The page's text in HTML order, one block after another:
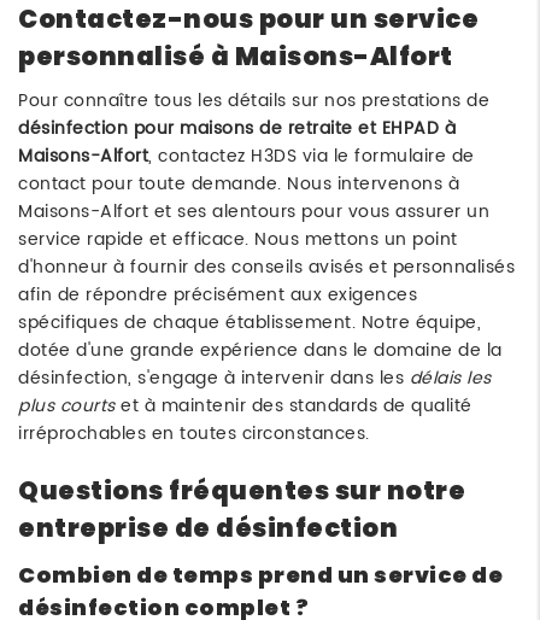
Contactez-nous pour un service
personnalisé à Maisons-Alfort
Pour connaître tous les détails sur nos prestations de
désinfection pour maisons de retraite et EHPAD à
Maisons-Alfort, contactez H3DS via le formulaire de
contact pour toute demande. Nous intervenons à
Maisons-Alfort et ses alentours pour vous assurer un
service rapide et efficace. Nous mettons un point
d'honneur à fournir des conseils avisés et personnalisés
afin de répondre précisément aux exigences
spécifiques de chaque établissement. Notre équipe,
dotée d'une grande expérience dans le domaine de la
désinfection, s'engage à intervenir dans les délais les
plus courtset à maintenir des standards de qualité
irréprochables en toutes circonstances.
Questions fréquentes sur notre
entreprise de désinfection
Combien de temps prend un service de
désinfection complet ?